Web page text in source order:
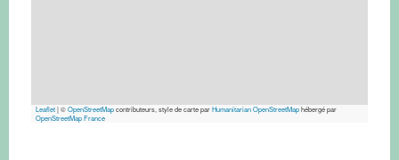
Leaflet|©OpenStreetMapcontributeurs, style de carte parHumanitarian OpenStreetMaphébergé par
OpenStreetMap France